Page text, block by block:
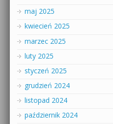
maj 2025
kwiecień 2025
marzec 2025
luty 2025
styczeń 2025
grudzień 2024
listopad 2024
październik 2024